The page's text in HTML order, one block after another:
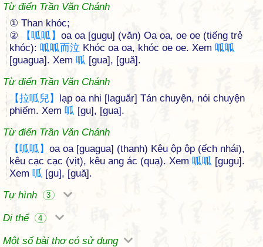
Từ điển Trần Văn Chánh
① Than khóc;
②
【呱呱 】 oa oa [gugu] (văn) Oa oa, oe oe (tiếng trẻ
khóc): 呱呱而泣 Khóc oa oa, khóc oe oe. Xem 呱呱
[guagua]. Xem 呱 [gua], [guă].
Từ điển Trần Văn Chánh
【拉呱兒 】 lạp oa nhi [laguăr] Tán chuyện, nói chuyện
phiếm. Xem 呱 [gu], [gua].
Từ điển Trần Văn Chánh
【呱呱 】 oa oa [guagua] (thanh) Kêu ộp ộp (ếch nhái),
kêu cạc cạc (vịt), kêu ang ác (quạ). Xem 呱呱 [gugu].
Xem 呱 [gu], [guă].
Tự hình
3
Dị thể 4
Một số bài thơ có sử dụng